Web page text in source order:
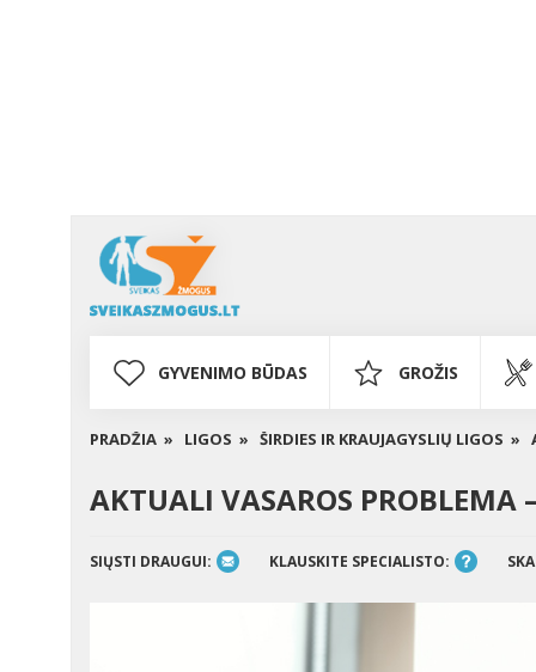
GYVENIMO BŪDAS GROŽIS
PRADŽIA » LIGOS » ŠIRDIES IR KRAUJAGYSLIŲ LIGOS »
AKTUALI VASAROS PROBLEMA
SIŲSTI DRAUGUI: KLAUSKITE SPECIALISTO: